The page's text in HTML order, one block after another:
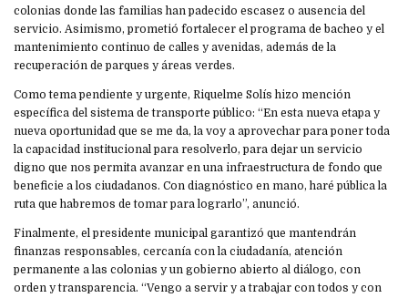
colonias donde las familias han padecido escasez o ausencia del
servicio. Asimismo, prometió fortalecer el programa de bacheo y el
mantenimiento continuo de calles y avenidas, además de la
recuperación de parques y áreas verdes.
Como tema pendiente y urgente, Riquelme Solís hizo mención
específica del sistema de transporte público: “En esta nueva etapa y
nueva oportunidad que se me da, la voy a aprovechar para poner toda
la capacidad institucional para resolverlo, para dejar un servicio
digno que nos permita avanzar en una infraestructura de fondo que
beneficie a los ciudadanos. Con diagnóstico en mano, haré pública la
ruta que habremos de tomar para lograrlo”, anunció.
Finalmente, el presidente municipal garantizó que mantendrán
finanzas responsables, cercanía con la ciudadanía, atención
permanente a las colonias y un gobierno abierto al diálogo, con
orden y transparencia. “Vengo a servir y a trabajar con todos y con